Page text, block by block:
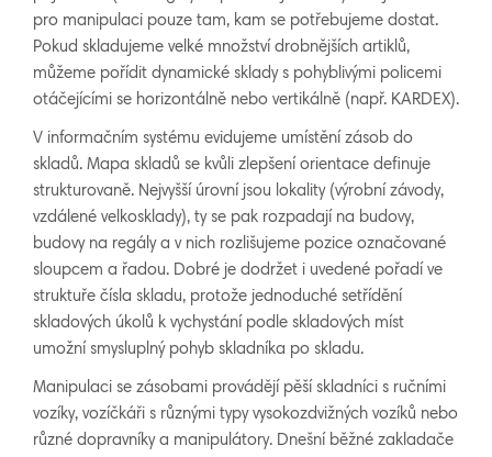
pro manipulaci pouze tam, kam se potřebujeme dostat.
Pokud skladujeme velké množství drobnějších artiklů,
můžeme pořídit dynamické sklady s pohyblivými policemi
otáčejícími se horizontálně nebo vertikálně (např. KARDEX).
V informačním systému evidujeme umístění zásob do
skladů. Mapa skladů se kvůli zlepšení orientace definuje
strukturovaně. Nejvyšší úrovní jsou lokality (výrobní závody,
vzdálené velkosklady), ty se pak rozpadají na budovy,
budovy na regály a v nich rozlišujeme pozice označované
sloupcem a řadou. Dobré je dodržet i uvedené pořadí ve
struktuře čísla skladu, protože jednoduché setřídění
skladových úkolů k vychystání podle skladových míst
umožní smysluplný pohyb skladníka po skladu.
Manipulaci se zásobami provádějí pěší skladníci s ručními
vozíky, vozíčkáři s různými typy vysokozdvižných vozíků nebo
různé dopravníky a manipulátory. Dnešní běžné zakladače